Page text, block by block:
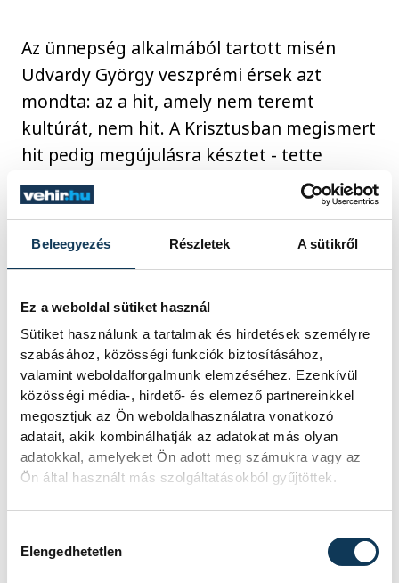
Beleegyezés Részletek A sütikről
Ez a weboldal sütiket használ
Sütiket használunk a tartalmak és hirdetések személyre
szabásához, közösségi funkciók biztosításához,
valamint weboldalforgalmunk elemzéséhez. Ezenkívül
közösségi média-, hirdető- és elemező partnereinkkel
megosztjuk az Ön weboldalhasználatra vonatkozó
adatait, akik kombinálhatják az adatokat más olyan
adatokkal, amelyeket Ön adott meg számukra vagy az
Ön által használt más szolgáltatásokból gyűjtöttek.
Elengedhetetlen
Az ünnepség alkalmából tartott misén
Udvardy György veszprémi érsek azt
mondta: az a hit, amely nem teremt
kultúrát, nem hit. A Krisztusban megismert
hit pedig megújulásra késztet - tette
hozzá.
Udvardy György érsek (Fotó: Veszprémi
Érsekség)